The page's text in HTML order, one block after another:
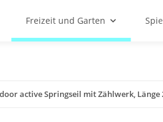
Freizeit und Garten
active Springseil mit Zählwerk,